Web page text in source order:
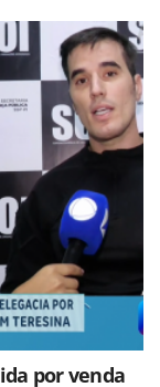
por venda